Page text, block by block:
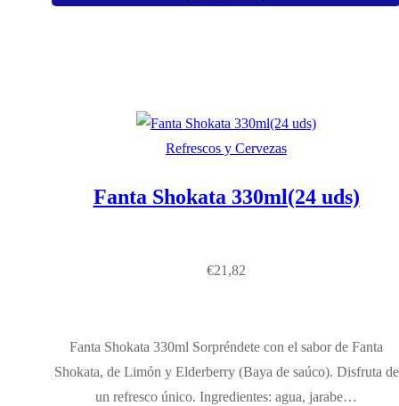
Refrescos y Cervezas
Fanta Shokata 330ml(24 uds)
€21,82
Fanta Shokata 330ml Sorpréndete con el sabor de Fanta
Shokata, de Limón y Elderberry (Baya de saúco). Disfruta de
un refresco único. Ingredientes: agua, jarabe…